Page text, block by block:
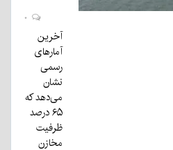
آخرین
آمارهای
رسمی
نشان
می‌دهد که
۶۵ درصد
ظرفیت
مخازن